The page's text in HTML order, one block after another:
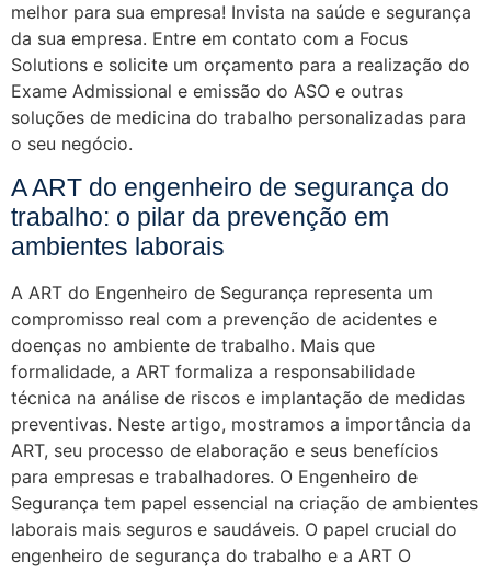
melhor para sua empresa! Invista na saúde e segurança
da sua empresa. Entre em contato com a Focus
Solutions e solicite um orçamento para a realização do
Exame Admissional e emissão do ASO e outras
soluções de medicina do trabalho personalizadas para
o seu negócio.
A ART do engenheiro de segurança do
trabalho: o pilar da prevenção em
ambientes laborais
A ART do Engenheiro de Segurança representa um
compromisso real com a prevenção de acidentes e
doenças no ambiente de trabalho. Mais que
formalidade, a ART formaliza a responsabilidade
técnica na análise de riscos e implantação de medidas
preventivas. Neste artigo, mostramos a importância da
ART, seu processo de elaboração e seus benefícios
para empresas e trabalhadores. O Engenheiro de
Segurança tem papel essencial na criação de ambientes
laborais mais seguros e saudáveis. O papel crucial do
engenheiro de segurança do trabalho e a ART O